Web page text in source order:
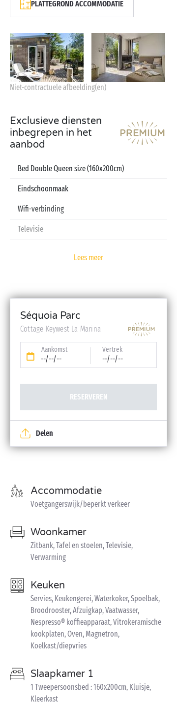
PLATTEGROND ACCOMMODATIE
Niet-contractuele afbeelding(en)
Exclusieve diensten
inbegrepen in het
aanbod
Bed Double Queen size (160x200cm)
Eindschoonmaak
Wifi-verbinding
Televisie
Babykit (kinderbedje, hoge stoel, badje – op
reservering)
Lees meer
Séquoia Parc
Cottage Keywest La Marina
Aankomst
--/--/--
Vertrek
--/--/--
RESERVEREN
Delen
Accommodatie
Voetgangerswijk/beperkt verkeer
Woonkamer
Zitbank, Tafel en stoelen, Televisie,
Verwarming
Keuken
Servies, Keukengerei, Waterkoker, Spoelbak,
Broodrooster, Afzuigkap, Vaatwasser,
Nespresso® koffieapparaat, Vitrokeramische
kookplaten, Oven, Magnetron,
Koelkast/diepvries
Slaapkamer 1
1 Tweepersoonsbed : 160x200cm, Kluisje,
Kleerkast